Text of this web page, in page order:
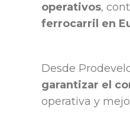
operativos,
ferrocarril en
Desde
garantizar el
operativa y